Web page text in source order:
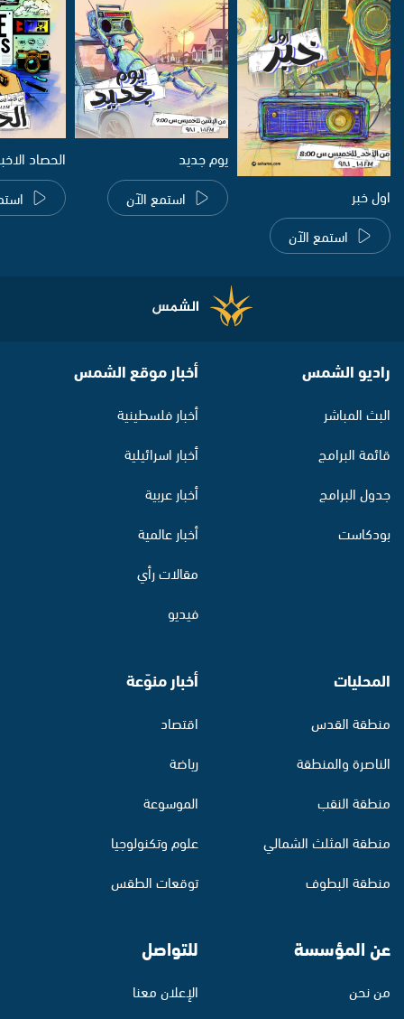
اول خبر
استمع الآن
يوم جديد
استمع الآن
الحصاد
راديو الشمس
البث المباشر
قائمة البرامج
جدول البرامج
بودكاست
أخبار موقع الشمس
أخبار فلسطينية
أخبار اسرائيلية
أخبار عربية
أخبار عالمية
مقالات رأي
فيديو
المحليات
منطقة القدس
الناصرة والمنطقة
منطقة النقب
منطقة المثلث الشمالي
منطقة البطوف
أخبار منوّعة
اقتصاد
رياضة
الموسوعة
علوم وتكنولوجيا
توقعات الطقس
عن المؤسسة
من نحن
للتواصل
الإعلان معنا